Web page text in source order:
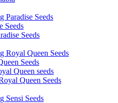
Paradise Seeds
Seeds
Seeds
Royal Queen Seeds
Seeds
Queen seeds
Queen Seeds
Sensi Seeds